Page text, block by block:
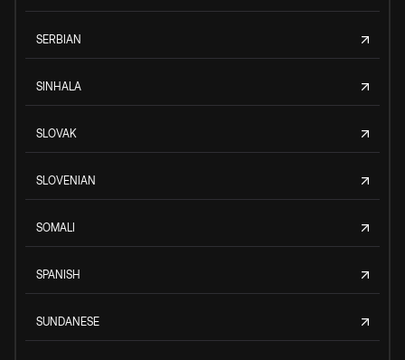
SERBIAN
SINHALA
SLOVAK
SLOVENIAN
SOMALI
SPANISH
SUNDANESE